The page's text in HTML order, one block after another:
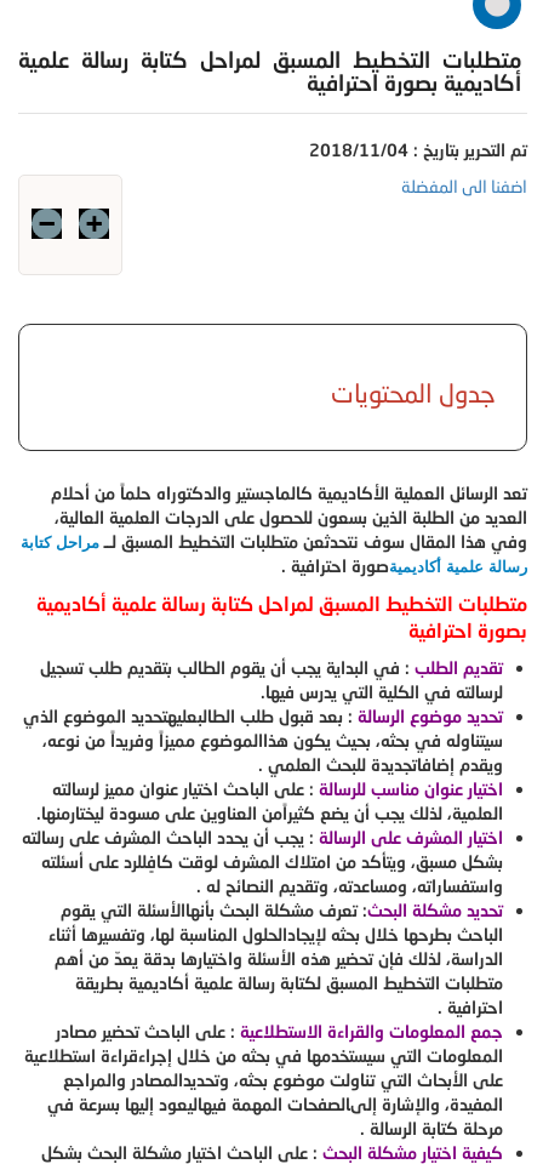
متطلبات التخطيط المسبق لمراحل كتابة رسالة علمية
أكاديمية بصورة احترافية
تم التحرير بتاريخ : 2018/11/04
اضفنا الى المفضلة
جدول المحتويات
تعد الرسائل العملية الأكاديمية كالماجستير والدكتوراه حلماً من أحلام
العديد من الطلبة الذين بسعون للحصول على الدرجات العلمية العالية،
وفي هذا المقال سوف نتحدثعن متطلبات التخطيط المسبق لــ مراحل كتابة
رسالة علمية أكاديميةصورة احترافية .
متطلبات التخطيط المسبق لمراحل كتابة رسالة علمية أكاديمية
بصورة احترافية
تقديم الطلب : في البداية يجب أن يقوم الطالب بتقديم طلب تسجيل
لرسالته في الكلية التي يدرس فيها.
تحديد موضوع الرسالة : بعد قبول طلب الطالبعليهتحديد الموضوع الذي
سيتناوله في بحثه، بحيث يكون هذاالموضوع مميزاً وفريداً من نوعه،
ويقدم إضافاتجديدة للبحث العلمي .
اختيار عنوان مناسب للرسالة : على الباحث اختيار عنوان مميز لرسالته
العلمية، لذلك يجب أن يضع كثيراًمن العناوين على مسودة ليختارمنها.
اختيار المشرف على الرسالة : يجب أن يحدد الباحث المشرف على رسالته
بشكل مسبق، ويتأكد من امتلاك المشرف لوقت كافٍللرد على أسئلته
واستفساراته، ومساعدته، وتقديم النصائح له .
تحديد مشكلة البحث: تعرف مشكلة البحث بأنهاالأسئلة التي يقوم
الباحث بطرحها خلال بحثه لإيجادالحلول المناسبة لها، وتفسيرها أثناء
الدراسة، لذلك فإن تحضير هذه الأسئلة واختيارها بدقة يعدّ من أهم
متطلبات التخطيط المسبق لكتابة رسالة علمية أكاديمية بطريقة
احترافية .
جمع المعلومات والقراءة الاستطلاعية : على الباحث تحضير مصادر
المعلومات التي سيستخدمها في بحثه من خلال إجراءقراءة استطلاعية
على الأبحاث التي تناولت موضوع بحثه، وتحديدالمصادر والمراجع
المفيدة، والإشارة إلىالصفحات المهمة فيهاليعود إليها بسرعة في
مرحلة كتابة الرسالة .
كيفية اختيار مشكلة البحث : على الباحث اختيار مشكلة البحث بشكل